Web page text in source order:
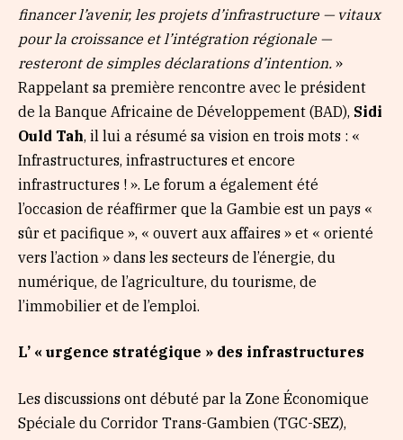
financer l’avenir, les projets d’infrastructure — vitaux
pour la croissance et l’intégration régionale —
resteront de simples déclarations d’intention. »
Rappelant sa première rencontre avec le président
de la Banque Africaine de Développement (BAD), Sidi
Ould Tah, il lui a résumé sa vision en trois mots : «
Infrastructures, infrastructures et encore
infrastructures ! ». Le forum a également été
l’occasion de réaffirmer que la Gambie est un pays «
sûr et pacifique », « ouvert aux affaires » et « orienté
vers l’action » dans les secteurs de l’énergie, du
numérique, de l’agriculture, du tourisme, de
l’immobilier et de l’emploi.
L’ « urgence stratégique » des infrastructures
Les discussions ont débuté par la Zone Économique
Spéciale du Corridor Trans-Gambien (TGC-SEZ),